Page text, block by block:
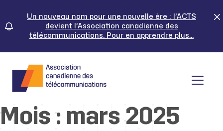
content
Un nouveau nom pour une nouvelle ère : l’ACTS
devient l’Association canadienne des
télécommunications. Pour en apprendre plus...
Mois : mars 2025